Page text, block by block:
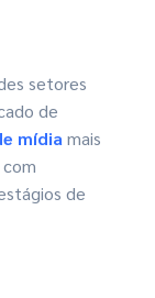
setores
de
mídia mais
de